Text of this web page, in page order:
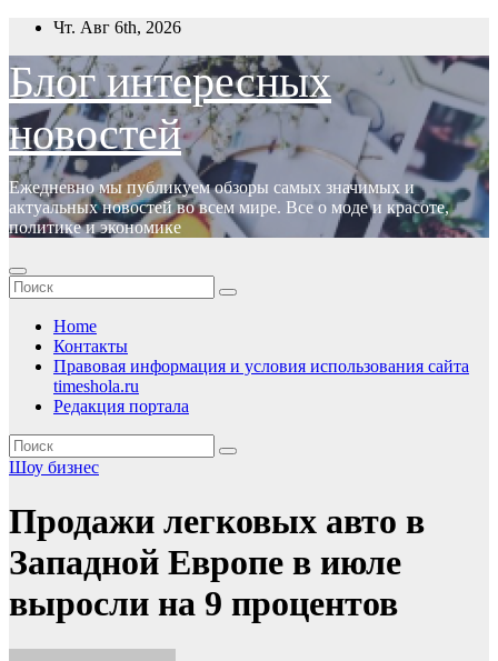
Перейти
содержимому
Чт. Авг 6th, 2026
Блог интересных
новостей
Ежедневно мы публикуем обзоры самых значимых и
актуальных новостей во всем мире. Все о моде и красоте,
политике и экономике
Home
Контакты
Правовая информация и условия использования сайта
timeshola.ru
Редакция портала
Шоу бизнес
Продажи легковых авто в
Западной Европе в июле
выросли на 9 процентов